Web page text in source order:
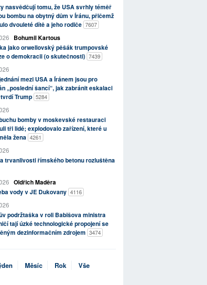
nasvědčují tomu, že USA svrhly téměř
bombu na obytný dům v Íránu, přičemž
dvouleté dítě a jeho rodiče 7607
Bohumil Kartous
jako orwellovský pěšák trumpovské
o demokracii (o skutečnosti) 7439
mezi USA a Íránem jsou pro
„poslední šancí“, jak zabránit eskalaci
Trump 5284
bomby v moskevské restauraci
tři lidé; explodovalo zařízení, které u
žena 4261
trvanlivosti římského betonu rozluštěna
Oldřich Maděra
vody v JE Dukovany 4116
podržtaška v roli Babišova ministra
tají úzké technologické propojení se
dezinformačním zdrojem 3474
Měsíc Rok Vše